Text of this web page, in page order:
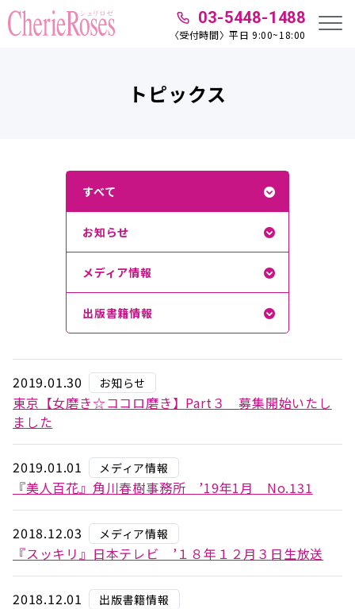
03-5448-1488
〈受付時間〉平日 9:00~18:00
トピックス
すべて
お知らせ
メディア情報
出版書籍情報
2019.01.30 お知らせ
東京【女磨き☆ココロ磨き】Part３ 募集開始いたし
ました
2019.01.01 メディア情報
『美人百花』角川春樹事務所 ’19年1月 No.131
2018.12.03 メディア情報
『スッキリ』日本テレビ ’１８年１２月３日生放送
2018.12.01 出版書籍情報